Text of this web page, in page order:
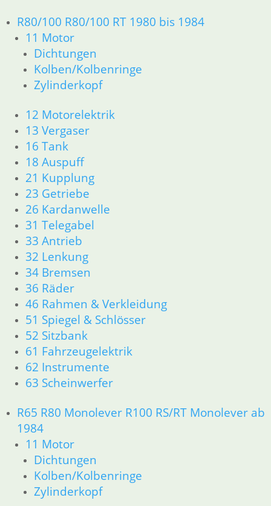
R80/100 R80/100 RT 1980 bis 1984
11 Motor
Dichtungen
Kolben/Kolbenringe
Zylinderkopf
12 Motorelektrik
13 Vergaser
16 Tank
18 Auspuff
21 Kupplung
23 Getriebe
26 Kardanwelle
31 Telegabel
33 Antrieb
32 Lenkung
34 Bremsen
36 Räder
46 Rahmen & Verkleidung
51 Spiegel & Schlösser
52 Sitzbank
61 Fahrzeugelektrik
62 Instrumente
63 Scheinwerfer
R65 R80 Monolever R100 RS/RT Monolever ab
1984
11 Motor
Dichtungen
Kolben/Kolbenringe
Zylinderkopf
23 Getriebe
26 Kardanwelle
31 Telegabel
32 Lenkung
33 Antrieb
34 Bremsen
36 Räder
46 Rahmen & Verkleidung R26 R27
51 Spiegel & Schlösser
61 Fahrzeugelektrik
62 Instrumente
63 Scheinwerfer
R50 R69/S
11 Motor
Dichtungen
Zylinderkopf
12 Motorelektrik
13 Vergaser
16 Tank
18 Auspuff
21 Kupplung
23 Getriebe
26 Kardanwelle
31 Telegabel
32 Lenkung
33 Antrieb
34 Bremsen
46 Rahmen & Verkleidung
51 Spiegel & Schlösser
61 Fahrzeugelektrik
62 Instrumente
63 Scheinwerfer
R50/5 – R75/5
11 Motor